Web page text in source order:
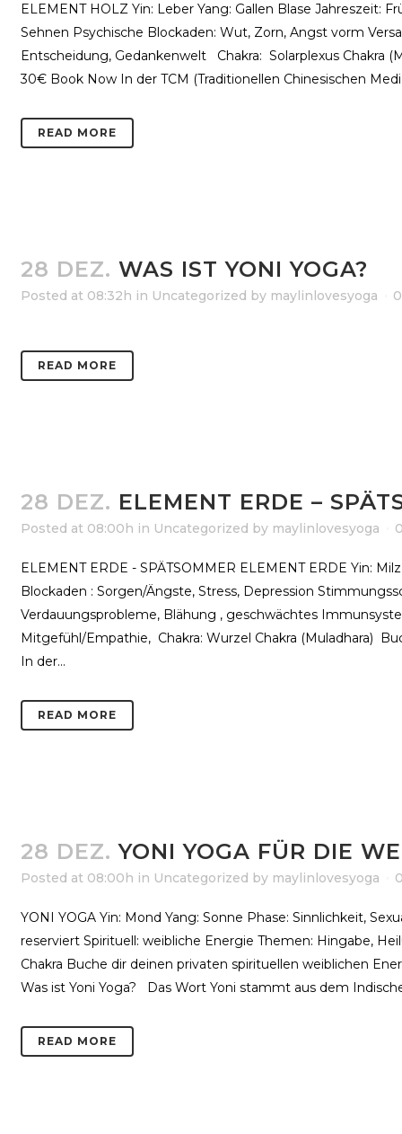
ELEMENT HOLZ Yin: Leber Yang: Gallen Blase Jahreszeit:
Sehnen Psychische Blockaden: Wut, Zorn, Angst vorm
Entscheidung, Gedankenwelt Chakra: Solarplexus Chakra
30€ Book Now In der TCM (Traditionellen Chinesischen
READ MORE
28 DEZ. WAS IST YONI YOGA?
Posted at 08:32h in Uncategorized by maylinlovesyoga
READ MORE
28 DEZ. ELEMENT ERDE –
Posted at 08:00h in Uncategorized by maylinlovesyoga
ELEMENT ERDE - SPÄTSOMMER ELEMENT ERDE Yin:
Blockaden : Sorgen/Ängste, Stress, Depression
Verdauungsprobleme, Blähung , geschwächtes
Mitgefühl/Empathie, Chakra: Wurzel Chakra (Muladhara)
In der...
READ MORE
28 DEZ. YONI YOGA FÜR DIE
Posted at 08:00h in Uncategorized by maylinlovesyoga
YONI YOGA Yin: Mond Yang: Sonne Phase: Sinnlichkeit,
reserviert Spirituell: weibliche Energie Themen: Hingabe,
Chakra Buche dir deinen privaten spirituellen weiblichen
Was ist Yoni Yoga? Das Wort Yoni stammt aus dem
READ MORE